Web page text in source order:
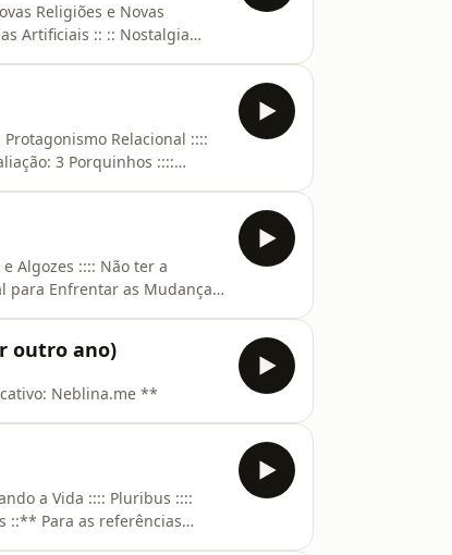
Religiões e Novas
Artificiais :: :: Nostalgia
Relacional ::::
3 Porquinhos ::::
Algozes :::: Não ter a
para Enfrentar as Mudanças
outro ano)
Neblina.me **
a Vida :::: Pluribus ::::
::** Para as referências